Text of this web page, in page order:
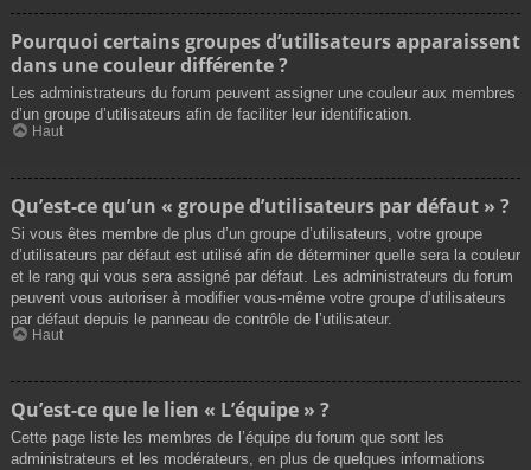
Pourquoi certains groupes d’utilisateurs apparaissent
dans une couleur différente ?
Les administrateurs du forum peuvent assigner une couleur aux membres
d’un groupe d’utilisateurs afin de faciliter leur identification.
Haut
Qu’est-ce qu’un « groupe d’utilisateurs par défaut » ?
Si vous êtes membre de plus d’un groupe d’utilisateurs, votre groupe
d’utilisateurs par défaut est utilisé afin de déterminer quelle sera la couleur
et le rang qui vous sera assigné par défaut. Les administrateurs du forum
peuvent vous autoriser à modifier vous-même votre groupe d’utilisateurs
par défaut depuis le panneau de contrôle de l’utilisateur.
Haut
Qu’est-ce que le lien « L’équipe » ?
Cette page liste les membres de l’équipe du forum que sont les
administrateurs et les modérateurs, en plus de quelques informations